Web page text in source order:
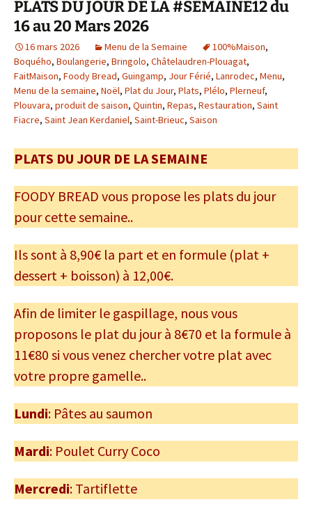
PLATS DU JOUR DE LA #SEMAINE12 du
16 au 20 Mars 2026
16 mars 2026 Menu de la Semaine 100%Maison,
Boquého, Boulangerie, Bringolo, Châtelaudren-Plouagat,
FaitMaison, Foody Bread, Guingamp, Jour Férié, Lanrodec, Menu,
Menu de la semaine, Noël, Plat du Jour, Plats, Plélo, Plerneuf,
Plouvara, produit de saison, Quintin, Repas, Restauration, Saint
Fiacre, Saint Jean Kerdaniel, Saint-Brieuc, Saison
PLATS DU JOUR DE LA SEMAINE
FOODY BREAD vous propose les plats du jour
pour cette semaine..
Ils sont à 8,90€ la part et en formule (plat +
dessert + boisson) à 12,00€.
Afin de limiter le gaspillage, nous vous
proposons le plat du jour à 8€70 et la formule à
11€80 si vous venez chercher votre plat avec
votre propre gamelle..
Lundi: Pâtes au saumon
Mardi: Poulet Curry Coco
Mercredi: Tartiflette